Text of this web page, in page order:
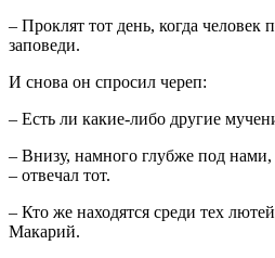
– Проклят тот день, когда человек
заповеди.
И снова он спросил череп:
– Есть ли какие-либо другие
– Внизу, намного глубже под нами,
– отвечал тот.
– Кто же находятся среди тех
Макарий.